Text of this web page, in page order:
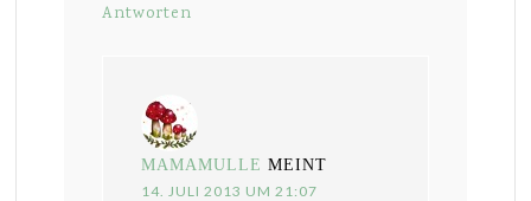
Antworten
MAMAMULLE MEINT
14. JULI 2013 UM 21:07